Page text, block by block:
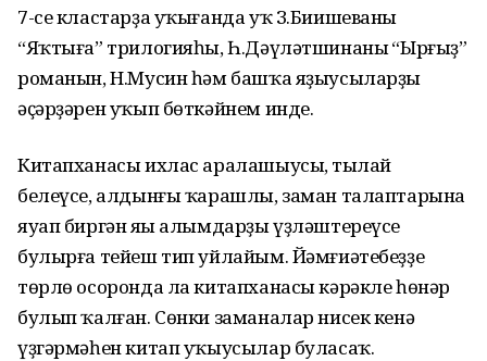
7-се кластарҙа уҡығанда уҡ З.Биишеваның
“Яҡтыға” трилогияһы, Һ.Дәүләтшинаның “Ырғыҙ”
романын, Н.Мусин һәм башҡа яҙыусыларҙың
әҫәрҙәрен уҡып бөткәйнем инде.
Китапханасы ихлас аралашыусы, тыңлай
белеүсе, алдынғы ҡарашлы, заман талаптарына
яуап биргән яңы алымдарҙы үҙләштереүсе
булырға тейеш тип уйлайым. Йәмғиәтебеҙҙең
төрлө осоронда ла китапханасы кәрәкле һөнәр
булып ҡалған. Сөнки заманалар нисек кенә
үҙгәрмәһен китап уҡыусылар буласаҡ.